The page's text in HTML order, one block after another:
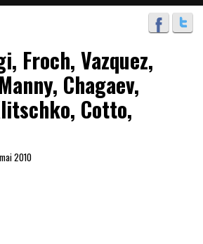
Froch, Vazquez,
Chagaev,
Cotto,
2010